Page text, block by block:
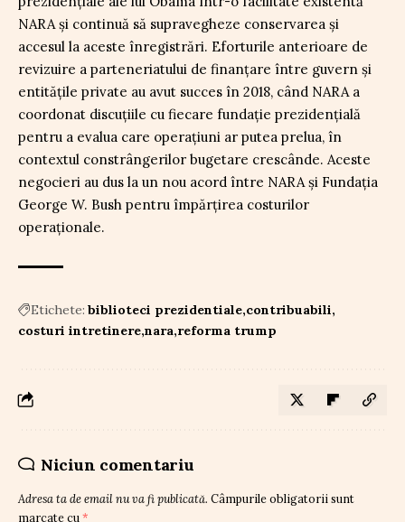
NARA și continuă să supravegheze conservarea și
accesul la aceste înregistrări. Eforturile anterioare de
revizuire a parteneriatului de finanțare între guvern și
entitățile private au avut succes în 2018, când NARA a
coordonat discuțiile cu fiecare fundație prezidențială
pentru a evalua care operațiuni ar putea prelua, în
contextul constrângerilor bugetare crescânde. Aceste
negocieri au dus la un nou acord între NARA și Fundația
George W. Bush pentru împărțirea costurilor
operaționale.
Etichete: biblioteci prezidentiale contribuabili
costuri intretinere nara reforma trump
Niciun comentariu
Adresa ta de email nu va fi publicată. Câmpurile obligatorii sunt
marcate cu *